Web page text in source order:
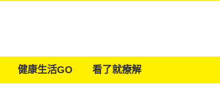
健康生活GO 看了就療解